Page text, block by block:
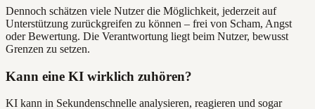
Dennoch schätzen viele Nutzer die Möglichkeit, jederzeit auf
Unterstützung zurückgreifen zu können – frei von Scham, Angst
oder Bewertung. Die Verantwortung liegt beim Nutzer, bewusst
Grenzen zu setzen.
Kann eine KI wirklich zuhören?
KI kann in Sekundenschnelle analysieren, reagieren und sogar